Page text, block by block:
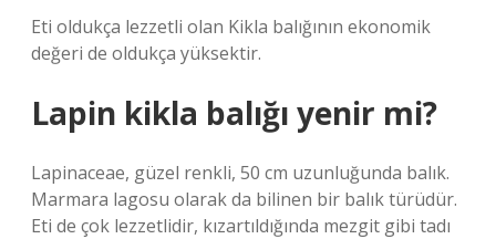
Eti oldukça lezzetli olan Kikla balığının ekonomik
değeri de oldukça yüksektir.
Lapin kikla balığı yenir mi?
Lapinaceae, güzel renkli, 50 cm uzunluğunda balık.
Marmara lagosu olarak da bilinen bir balık türüdür.
Eti de çok lezzetlidir, kızartıldığında mezgit gibi tadı